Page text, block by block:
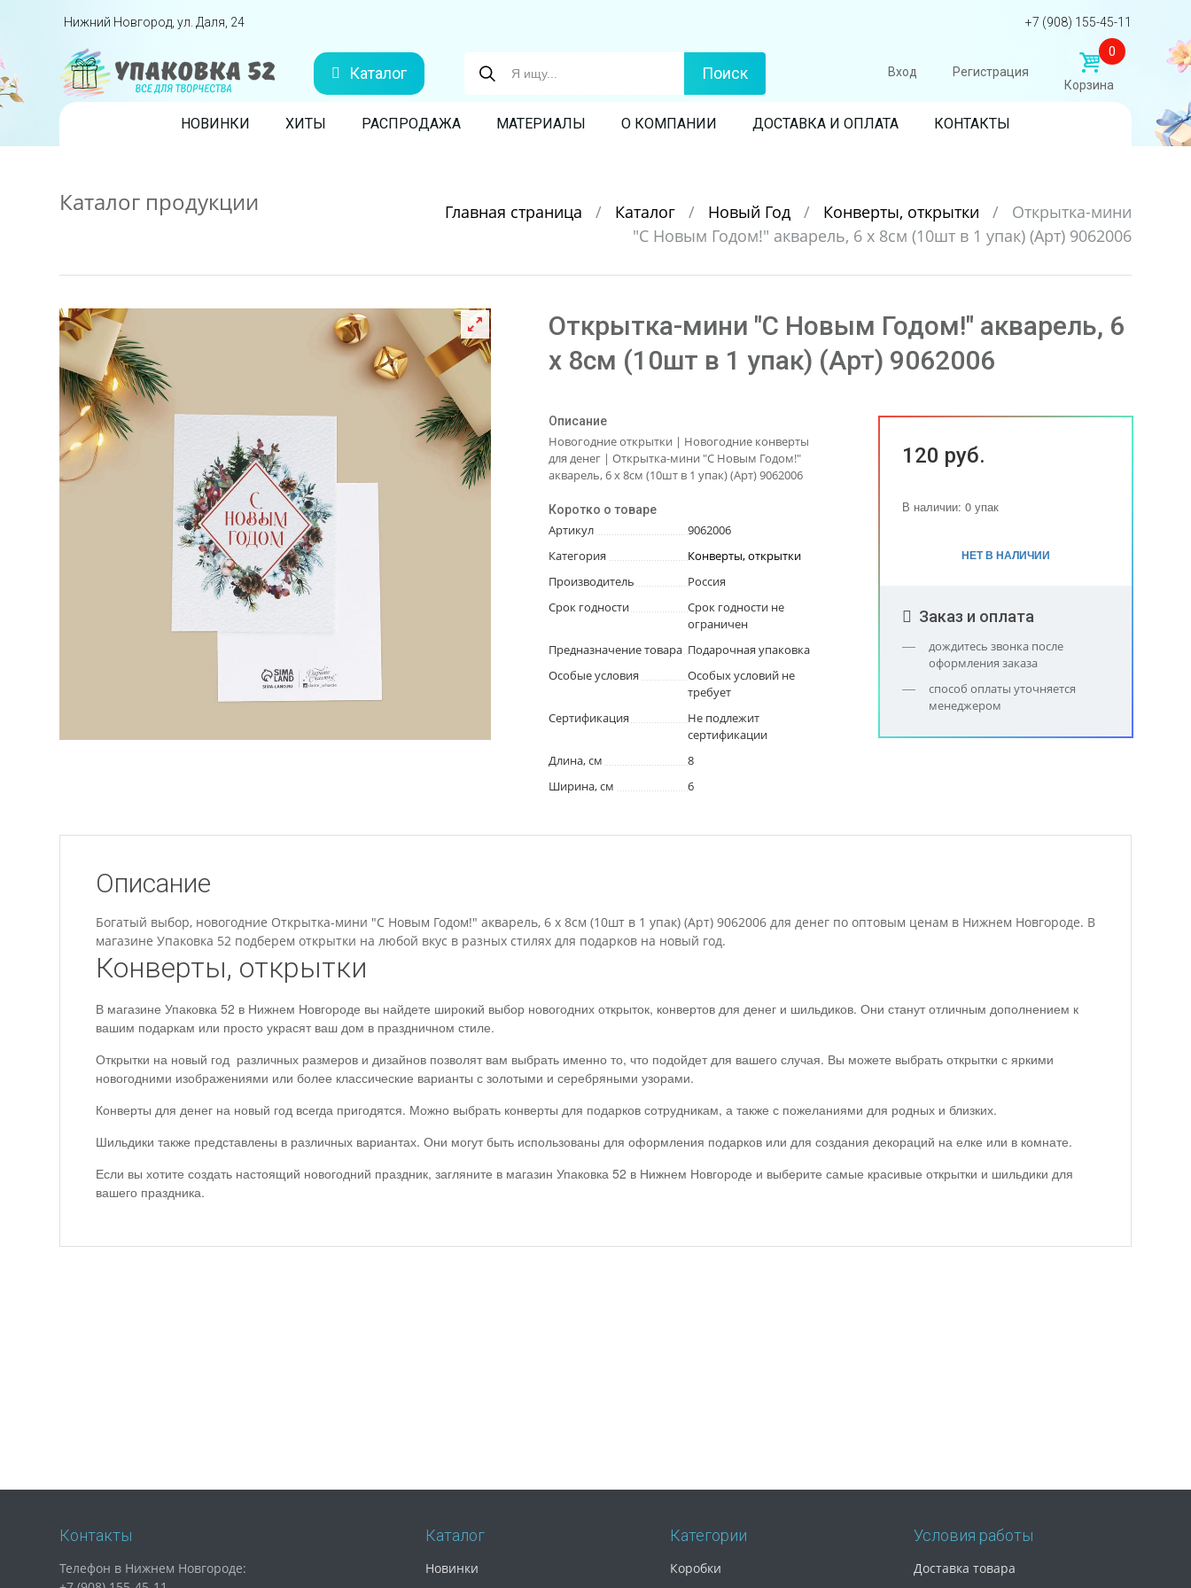
Перейти вниз
Нижний Новгород, ул. Даля, 24 +7 (908) 155-45-11
Каталог Поиск Вход Регистрация
0
Корзина
Skip to content
НОВИНКИ ХИТЫ РАСПРОДАЖА МАТЕРИАЛЫ О КОМПАНИИ ДОСТАВКА И ОПЛАТА КОНТАКТЫ
Каталог продукции Главная страница / Каталог / Новый Год / Конверты, открытки /
Открытка-мини
"С Новым Годом!" акварель, 6 х 8см (10шт в 1 упак) (Арт) 9062006
Открытка-мини "С Новым Годом!" акварель, 6
х 8см (10шт в 1 упак) (Арт) 9062006
Описание
Новогодние открытки | Новогодние конверты
для денег | Открытка-мини "С Новым Годом!"
акварель, 6 х 8см (10шт в 1 упак) (Арт) 9062006
Коротко о товаре
Артикул
9062006
Категория
Конверты, открытки
Производитель
Россия
Срок годности
Срок годности не
ограничен
Предназначение товара Подарочная упаковка
Особые условия
Особых условий не
требует
Сертификация
Не подлежит
сертификации
Длина, см
8
Ширина, см
6
120 руб.
В наличии: 0 упак
НЕТ В НАЛИЧИИ
Заказ и оплата
дождитесь звонка после
оформления заказа
способ оплаты уточняется
менеджером
Описание
Богатый выбор, новогодние Открытка-мини "С Новым Годом!" акварель, 6 х 8см (10шт в 1 упак) (Арт) 9062006 для денег по оптовым ценам в Нижнем Новгороде. В
магазине Упаковка 52 подберем открытки на любой вкус в разных стилях для подарков на новый год.
Конверты, открытки
В магазине Упаковка 52 в Нижнем Новгороде вы найдете широкий выбор новогодних открыток, конвертов для денег и шильдиков. Они станут отличным дополнением к
вашим подаркам или просто украсят ваш дом в праздничном стиле.
Открытки на новый год различных размеров и дизайнов позволят вам выбрать именно то, что подойдет для вашего случая. Вы можете выбрать открытки с яркими
новогодними изображениями или более классические варианты с золотыми и серебряными узорами.
Конверты для денег на новый год всегда пригодятся. Можно выбрать конверты для подарков сотрудникам, а также с пожеланиями для родных и близких.
Шильдики также представлены в различных вариантах. Они могут быть использованы для оформления подарков или для создания декораций на елке или в комнате.
Если вы хотите создать настоящий новогодний праздник, загляните в магазин Упаковка 52 в Нижнем Новгороде и выберите самые красивые открытки и шильдики для
вашего праздника.
Контакты
Телефон в Нижнем Новгороде:
Каталог
Новинки
Категории
Коробки
Условия работы
Доставка товара